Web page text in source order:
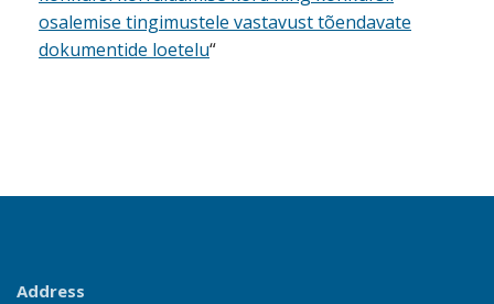
osalemise tingimustele vastavust tõendavate
dokumentide loetelu“
Address